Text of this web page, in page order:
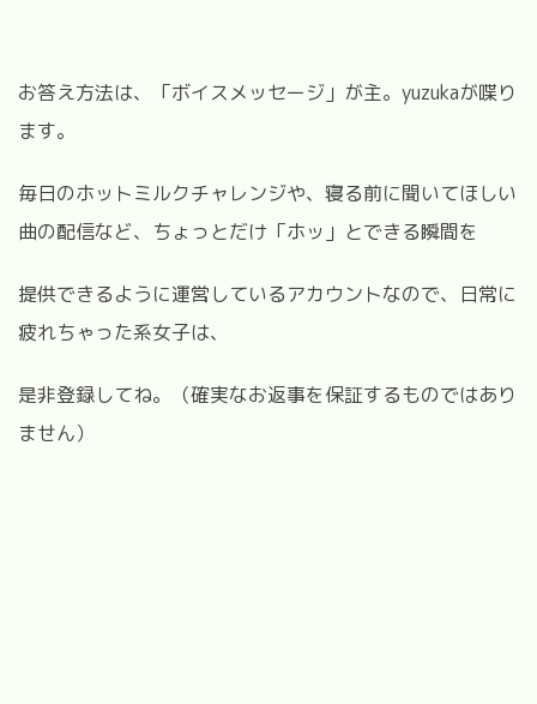
お答え方法は、「ボイスメッセージ」が主。yuzukaが喋り
ます。
毎日のホットミルクチャレンジや、寝る前に聞いてほしい
曲の配信など、ちょっとだけ「ホッ」とできる瞬間を
提供できるように運営しているアカウントなので、日常に
疲れちゃった系女子は、
是非登録してね。（確実なお返事を保証するものではあり
ません）